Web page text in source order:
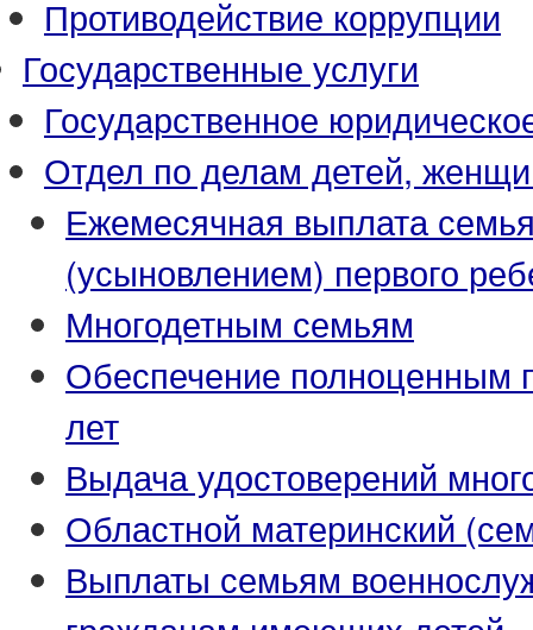
Противодействие коррупции
Государственные услуги
Государственное
Отдел по делам детей,
Ежемесячная выплата
(усыновлением) первого
Многодетным семьям
Обеспечение полноценным
лет
Выдача удостоверений
Областной материнский
Выплаты семьям